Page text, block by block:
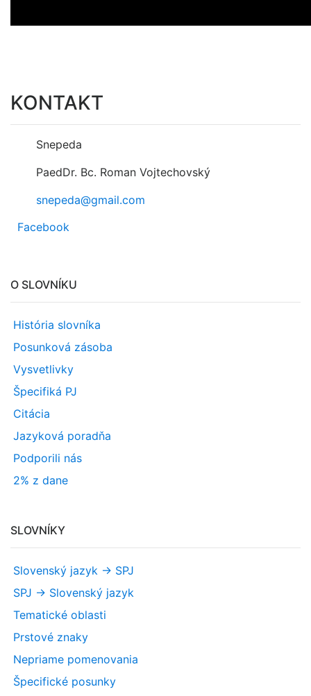
KONTAKT
Snepeda
PaedDr. Bc. Roman Vojtechovský
snepeda@gmail.com
Facebook
O SLOVNÍKU
História slovníka
Posunková zásoba
Vysvetlivky
Špecifiká PJ
Citácia
Jazyková poradňa
Podporili nás
2% z dane
SLOVNÍKY
Slovenský jazyk -> SPJ
SPJ -> Slovenský jazyk
Tematické oblasti
Prstové znaky
Nepriame pomenovania
Špecifické posunky